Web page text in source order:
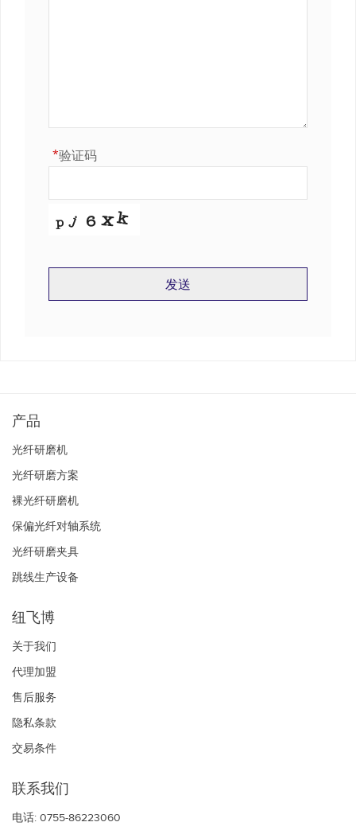
验证码
*
发送
产品
光纤研磨机
光纤研磨方案
裸光纤研磨机
保偏光纤对轴系统
光纤研磨夹具
跳线生产设备
纽飞博
关于我们
代理加盟
售后服务
隐私条款
交易条件
联系我们
电话: 0755-86223060